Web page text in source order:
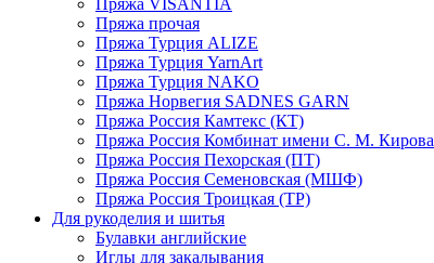
Пряжа прочая
Пряжа Турция ALIZE
Пряжа Турция YarnArt
Пряжа Турция NAKO
Пряжа Норвегия SADNES GARN
Пряжа Россия Камтекс (КТ)
Пряжа Россия Комбинат имени С. М. Кирова
Пряжа Россия Пехорская (ПТ)
Пряжа Россия Семеновская (МШФ)
Пряжа Россия Троицкая (ТР)
Для рукоделия и шитья
Булавки английские
Иглы для закалывания